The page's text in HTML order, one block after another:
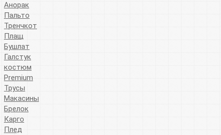
Анорак
Пальто
Тренчкот
Плащ
Бушлат
Галстук
костюм
Premium
Трусы
Макасины
Брелок
Карго
Плед